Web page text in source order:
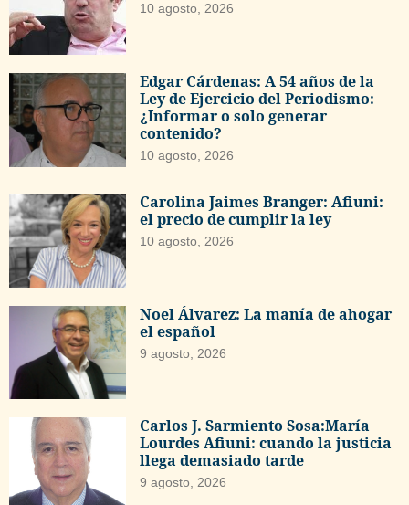
10 agosto, 2026
Edgar Cárdenas: A 54 años de la
Ley de Ejercicio del Periodismo:
¿Informar o solo generar
contenido?
10 agosto, 2026
Carolina Jaimes Branger: Afiuni:
el precio de cumplir la ley
10 agosto, 2026
Noel Álvarez: La manía de ahogar
el español
9 agosto, 2026
Carlos J. Sarmiento Sosa:María
Lourdes Afiuni: cuando la justicia
llega demasiado tarde
9 agosto, 2026